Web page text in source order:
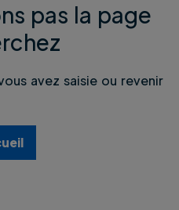
pas la page
avez saisie ou revenir